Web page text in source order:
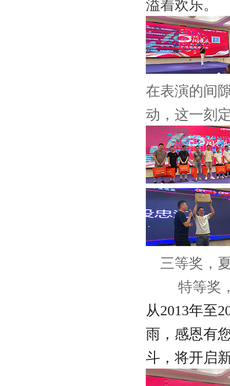
溢着欢乐。
在表演的间
动，这一刻
三等奖
特等奖，
从2013年至
雨，感恩有
斗，将开启